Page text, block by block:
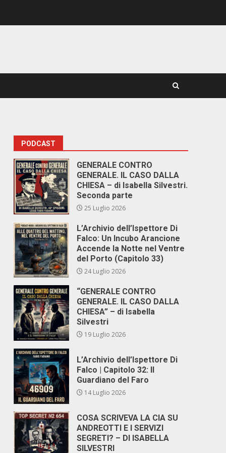
PODCAST
GENERALE CONTRO
GENERALE. IL CASO DALLA
CHIESA – di Isabella Silvestri.
Seconda parte
25 Luglio 2026
L’Archivio dell’Ispettore Di
Falco: Un Incubo Arancione
Accende la Notte nel Ventre
del Porto (Capitolo 33)
24 Luglio 2026
“GENERALE CONTRO
GENERALE. IL CASO DALLA
CHIESA” – di Isabella
Silvestri
19 Luglio 2026
L’Archivio dell’Ispettore Di
Falco | Capitolo 32: Il
Guardiano del Faro
14 Luglio 2026
COSA SCRIVEVA LA CIA SU
ANDREOTTI E I SERVIZI
SEGRETI? – DI ISABELLA
SILVESTRI